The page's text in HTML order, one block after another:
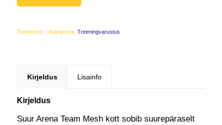
Tootekood: - Kategooria: Treeningvarustus
Kirjeldus Lisainfo
Kirjeldus
Suur Arena Team Mesh kott sobib suurepäraselt